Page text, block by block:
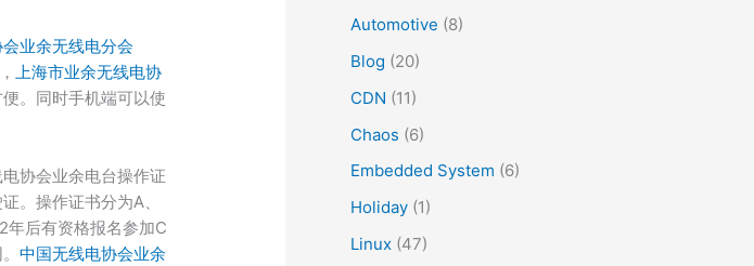
业余无线电分会
，上海市业余无线电协
。同时手机端可以使
协会业余电台操作证
。操作证书分为A、
年后有资格报名参加C
中国无线电协会业余
Automotive (8)
Blog (20)
CDN (11)
Chaos (6)
Embedded System (6)
Holiday (1)
Linux (47)